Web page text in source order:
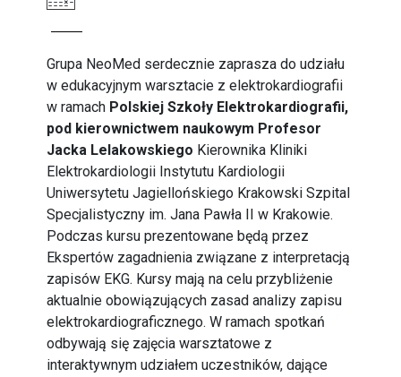
Grupa NeoMed serdecznie zaprasza do udziału
w edukacyjnym warsztacie z elektrokardiografii
w ramach Polskiej Szkoły Elektrokardiografii,
pod kierownictwem naukowym Profesor
Jacka Lelakowskiego Kierownika Kliniki
Elektrokardiologii Instytutu Kardiologii
Uniwersytetu Jagiellońskiego Krakowski Szpital
Specjalistyczny im. Jana Pawła II w Krakowie.
Podczas kursu prezentowane będą przez
Ekspertów zagadnienia związane z interpretacją
zapisów EKG. Kursy mają na celu przybliżenie
aktualnie obowiązujących zasad analizy zapisu
elektrokardiograficznego. W ramach spotkań
odbywają się zajęcia warsztatowe z
interaktywnym udziałem uczestników, dające